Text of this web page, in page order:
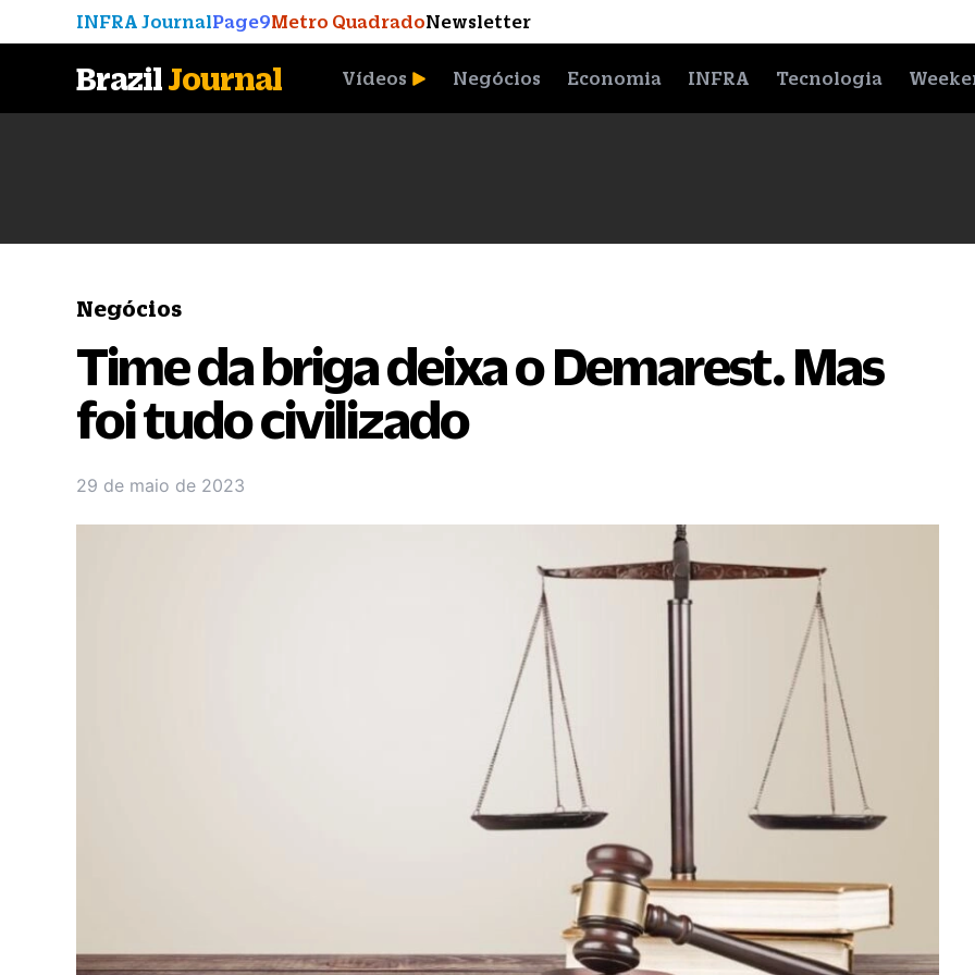
INFRA JournalPage9Metro QuadradoNewsletter
BrazilJournal Vídeos Negócios Economia INFRA Tecnologia
Negócios
Time da briga deixa o Demarest. Mas
foi tudo civilizado
29 de maio de 2023